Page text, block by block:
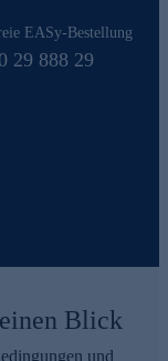
EASy-Bestellung
29 888 29
Blick
und